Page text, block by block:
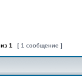
из 1 [ 1 сообщение ]